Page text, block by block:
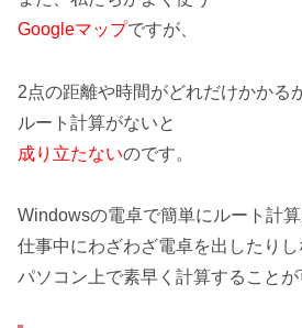
Googleマップですが、
2点の距離や時間がどれだけかかる
ルート計算がないと
成り立たないのです。
Windowsの電卓で簡単にルート計算
仕事中にわざわざ電卓を出したりし
パソコン上で素早く計算することが